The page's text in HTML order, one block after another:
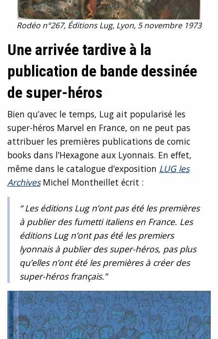
Rodéo n°267, Éditions Lug, Lyon, 5 novembre 1973
Une arrivée tardive à la
publication de bande dessinée
de super-héros
Bien qu’avec le temps, Lug ait popularisé les
super-héros Marvel en France, on ne peut pas
attribuer les premières publications de comic
books dans l’Hexagone aux Lyonnais. En effet,
même dans le catalogue d’exposition LUG les
ArchivesMichel Montheillet écrit :
“ Les éditions Lug n’ont pas été les premières
à publier des fumetti italiens en France. Les
éditions Lug n’ont pas été les premiers
lyonnais à publier des super-héros, pas plus
qu’elles n’ont été les premières à créer des
super-héros français.”